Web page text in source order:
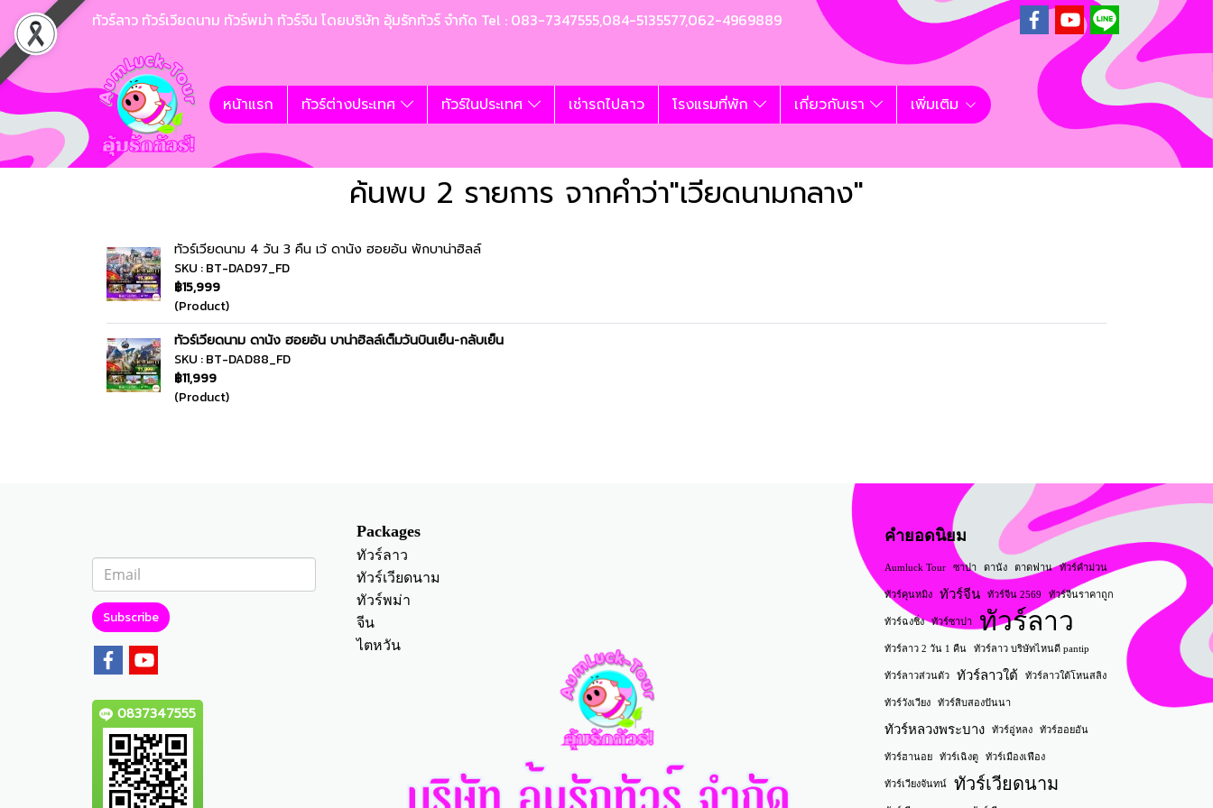
ทัวร์ลาว ทัวร์เวียดนาม ทัวร์พม่า ทัวร์จีน โดยบริษัท อุ้มรักทัวร์ จำกัด Tel : 083-7347555,084-5135577,062-4969889
หน้าแรก ทัวร์ต่างประเทศ ทัวร์ในประเทศ เช่ารถไปลาว โรงแรมที่พัก เกี่ยวกับเรา เพิ่มเติม
ค้นพบ 2 รายการ จากคำว่า"เวียดนามกลาง"
ทัวร์เวียดนาม 4 วัน 3 คืน เว้ ดานัง ฮอยอัน พักบาน่าฮิลล์
SKU : BT-DAD97_FD
฿15,999
(Product)
ทัวร์เวียดนาม ดานัง ฮอยอัน บาน่าฮิลล์เต็มวันบินเย็น-กลับเย็น
SKU : BT-DAD88_FD
฿11,999
(Product)
Subscribe
0837347555
Packages
ทัวร์ลาว
ทัวร์เวียดนาม
ทัวร์พม่า
จีน
ไตหวัน
คำยอดนิยม
Aumluck Tour ซาปา ดานัง ตาดฟาน ทัวร์คำม่วน
ทัวร์คุนหมิง ทัวร์จีน ทัวร์จีน 2569 ทัวร์จีนราคาถูก
ทัวร์ฉงชิ่ง ทัวร์ซาปา ทัวร์ลาว
ทัวร์ลาว 2 วัน 1 คืน ทัวร์ลาว บริษัทไหนดี pantip
ทัวร์ลาวส่วนตัว ทัวร์ลาวใต้ ทัวร์ลาวใต้โหนสลิง
ทัวร์วังเวียง ทัวร์สิบสองปันนา
ทัวร์หลวงพระบาง ทัวร์อู่หลง ทัวร์ฮอยอัน
ทัวร์ฮานอย ทัวร์เฉิงตู ทัวร์เมืองเฟือง
ทัวร์เวียงจันทน์ ทัวร์เวียดนาม